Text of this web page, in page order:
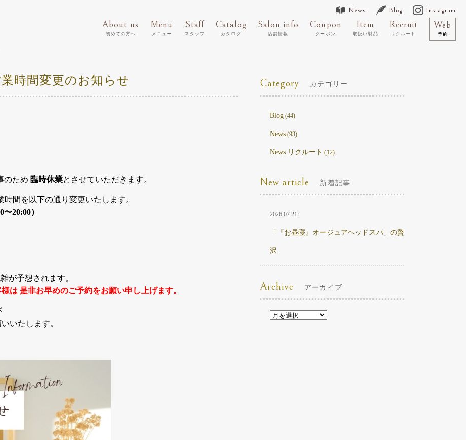
News Blog Instagram
About us
初めての方へ
Menu
メニュー
Staff
スタッフ
Catalog
カタログ
Salon info
店舗情報
Coupon
クーポン
Item
取扱い製品
Recruit
リクルート
Web
予約
時間変更のお知らせ
のため 臨時休業とさせていただきます。
間を以下の通り変更いたします。
20:00）
が予想されます。
は 是非お早めのご予約をお願い申し上げます。
いたします。
Category カテゴリー
Blog (44)
News (93)
News リクルート (12)
New article 新着記事
2026.07.21:
「『お昼寝』オージュアヘッドスパ」の贅
沢
Archive アーカイブ